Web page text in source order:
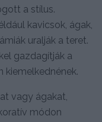
a stílus.
kavicsok, ágak,
uralják a teret.
gazdagítják a
kiemelkednének.
vagy ágakat,
módon